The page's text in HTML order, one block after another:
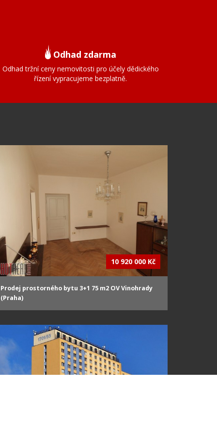
Odhad zdarma
Odhad tržní ceny nemovitosti pro účely dědického
řízení vypracujeme bezplatně.
10 920 000 Kč
Prodej prostorného bytu 3+1 75 m2 OV Vinohrady
(Praha)